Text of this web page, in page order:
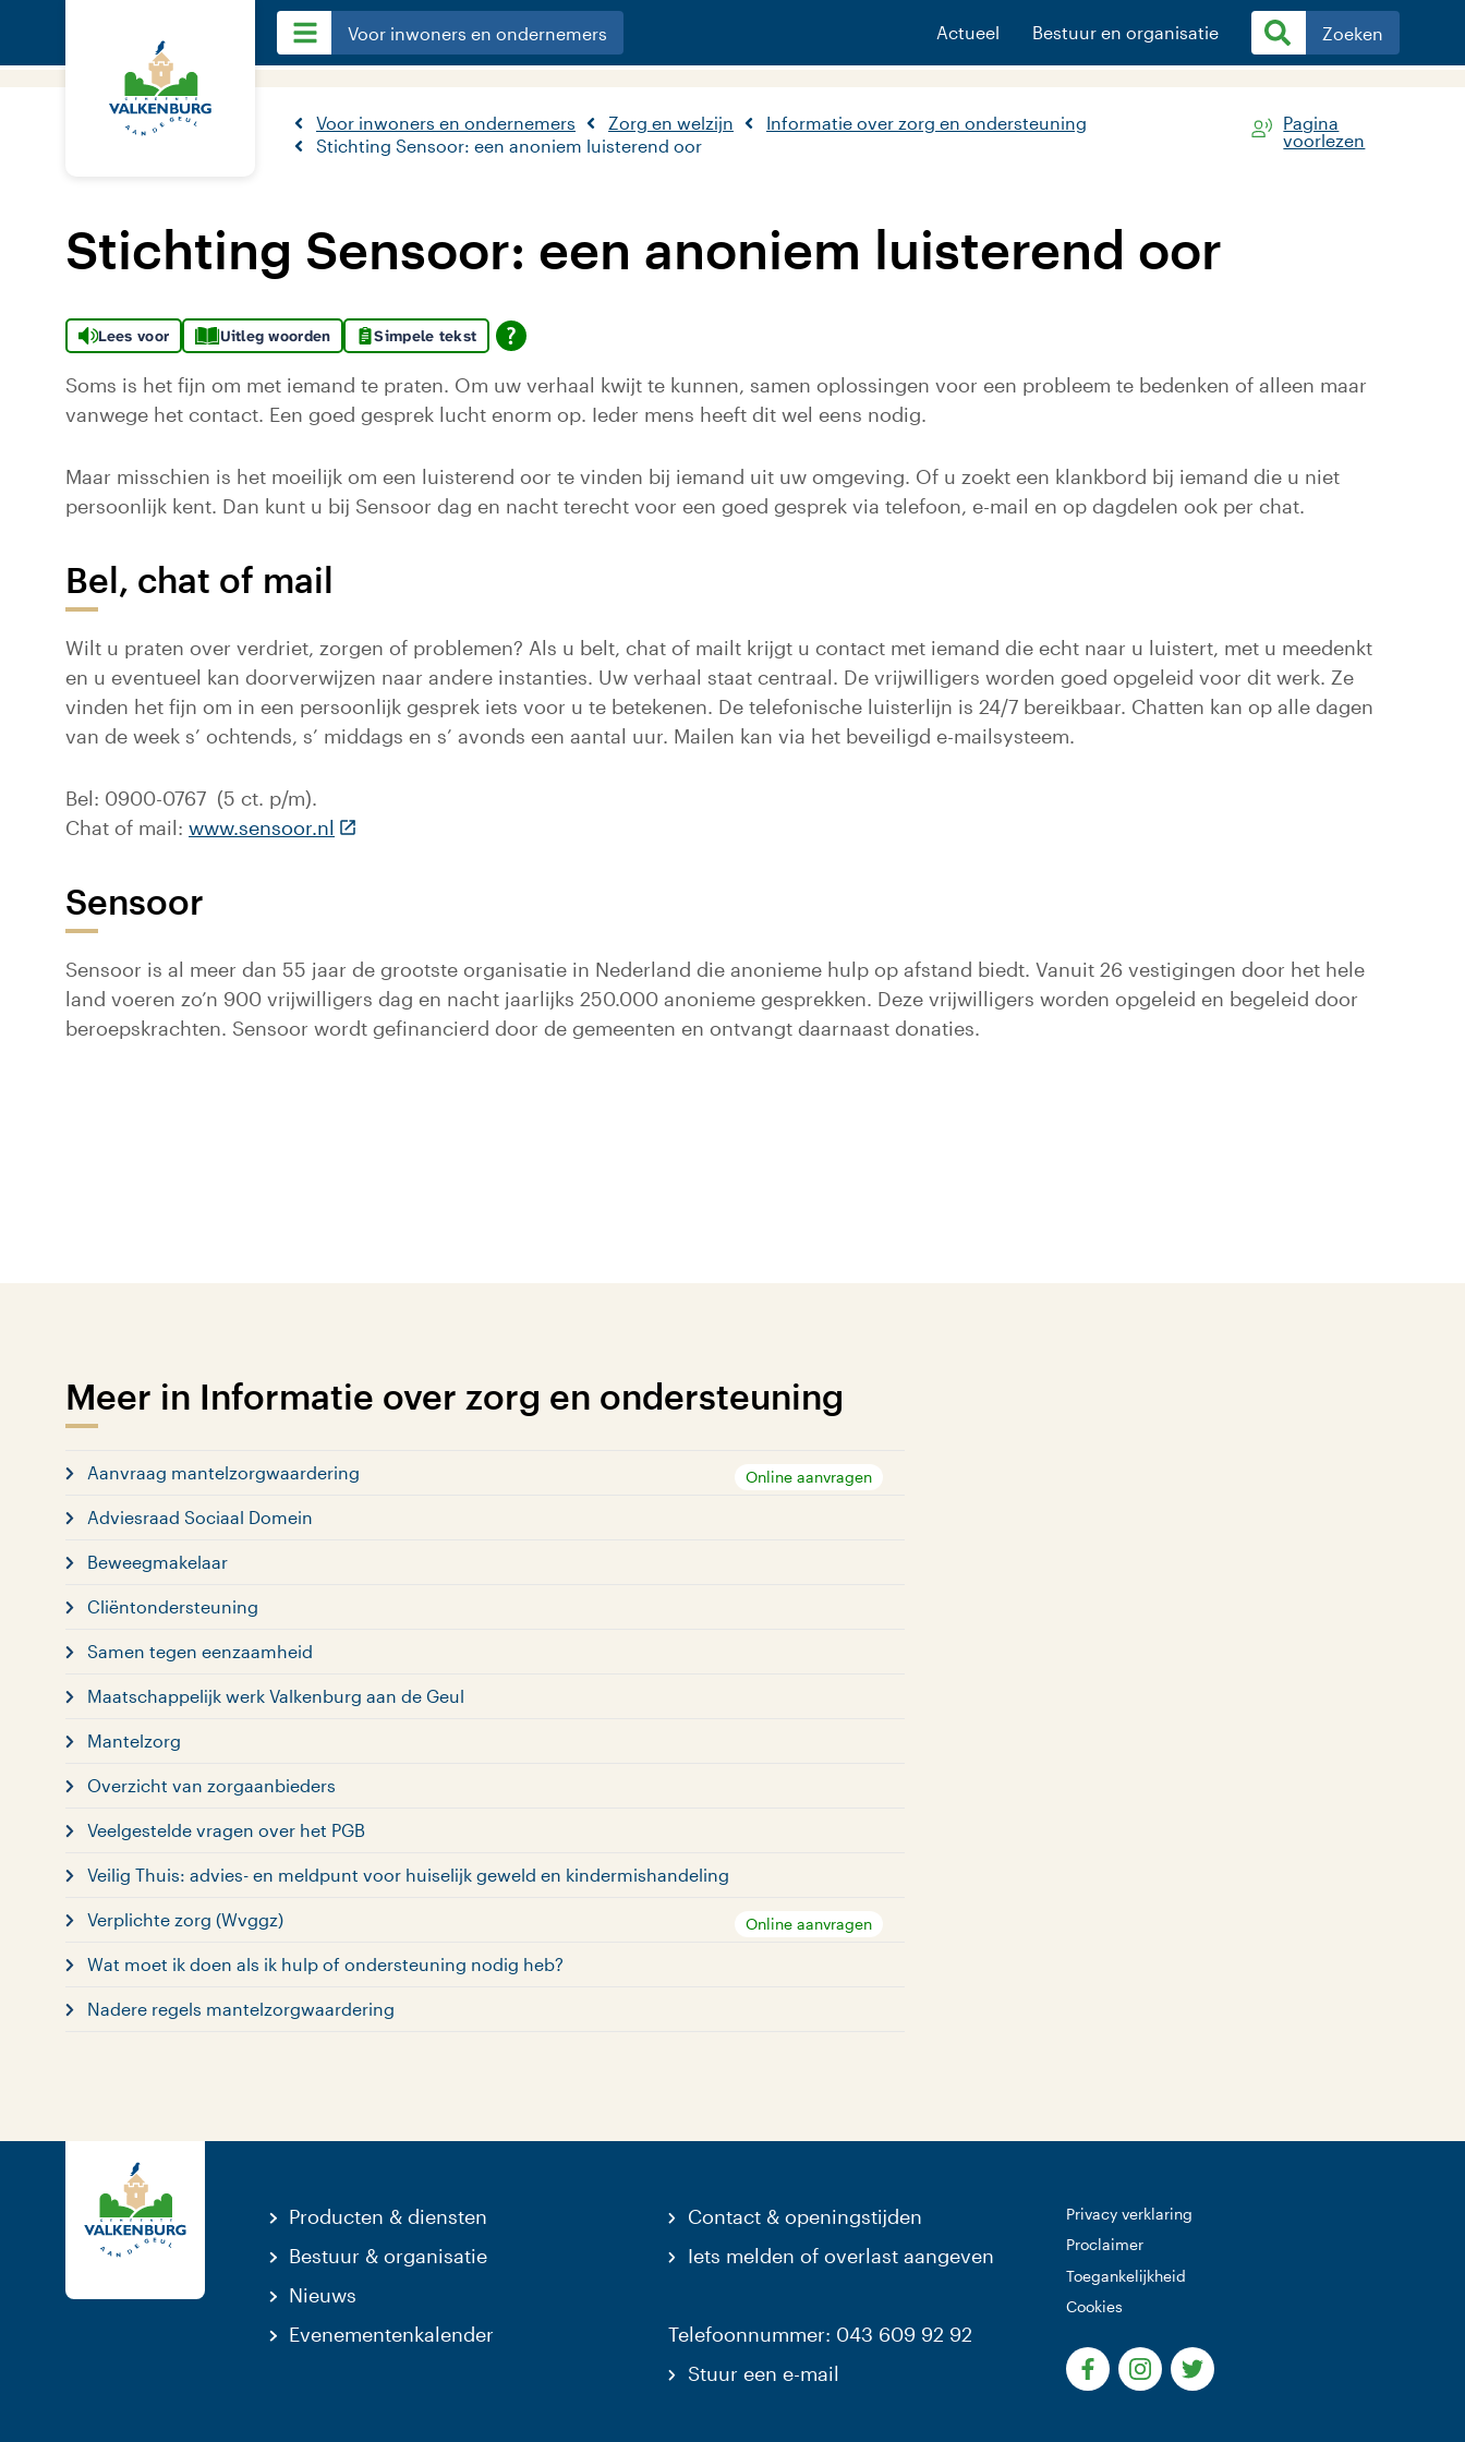
Voor inwoners en ondernemers Actueel Bestuur en organisatie Zoeken
Voor inwoners en ondernemers Zorg en welzijn
Informatie over zorg en ondersteuning
Stichting Sensoor: een anoniem luisterend oor
Pagina
voorlezen
Stichting Sensoor: een anoniem luisterend oor
Lees voor Uitleg woorden Simpele tekst
Soms is het fijn om met iemand te praten. Om uw verhaal kwijt te kunnen, samen oplossingen voor een probleem te bedenken of alleen maar
vanwege het contact. Een goed gesprek lucht enorm op. Ieder mens heeft dit wel eens nodig.
Maar misschien is het moeilijk om een luisterend oor te vinden bij iemand uit uw omgeving. Of u zoekt een klankbord bij iemand die u niet
persoonlijk kent. Dan kunt u bij Sensoor dag en nacht terecht voor een goed gesprek via telefoon, e-mail en op dagdelen ook per chat.
Bel, chat of mail
Wilt u praten over verdriet, zorgen of problemen? Als u belt, chat of mailt krijgt u contact met iemand die echt naar u luistert, met u meedenkt
en u eventueel kan doorverwijzen naar andere instanties. Uw verhaal staat centraal. De vrijwilligers worden goed opgeleid voor dit werk. Ze
vinden het fijn om in een persoonlijk gesprek iets voor u te betekenen. De telefonische luisterlijn is 24/7 bereikbaar. Chatten kan op alle dagen
van de week s’ ochtends, s’ middags en s’ avonds een aantal uur. Mailen kan via het beveiligd e-mailsysteem.
Bel: 0900-0767 (5 ct. p/m).
Chat of mail: www.sensoor.nl (Deze link gaat naar een externe website)
Sensoor
Sensoor is al meer dan 55 jaar de grootste organisatie in Nederland die anonieme hulp op afstand biedt. Vanuit 26 vestigingen door het hele
land voeren zo’n 900 vrijwilligers dag en nacht jaarlijks 250.000 anonieme gesprekken. Deze vrijwilligers worden opgeleid en begeleid door
beroepskrachten. Sensoor wordt gefinancierd door de gemeenten en ontvangt daarnaast donaties.
Meer in Informatie over zorg en ondersteuning
Aanvraag mantelzorgwaardering Online aanvragen
Adviesraad Sociaal Domein
Beweegmakelaar
Cliëntondersteuning
Samen tegen eenzaamheid
Maatschappelijk werk Valkenburg aan de Geul
Mantelzorg
Overzicht van zorgaanbieders
Veelgestelde vragen over het PGB
Veilig Thuis: advies- en meldpunt voor huiselijk geweld en kindermishandeling
Verplichte zorg (Wvggz) Online aanvragen
Wat moet ik doen als ik hulp of ondersteuning nodig heb?
Nadere regels mantelzorgwaardering
Producten & diensten
Bestuur & organisatie
Nieuws
Evenementenkalender
Contact & openingstijden
Iets melden of overlast aangeven
Telefoonnummer: 043 609 92 92
Stuur een e-mail
Privacy verklaring
Proclaimer
Toegankelijkheid
Cookies
(Deze link gaat naar een externe website)
(Deze link gaat naar een externe
(Deze link gaat naar een